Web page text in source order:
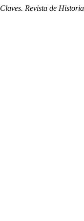
Claves. Revista de Historia